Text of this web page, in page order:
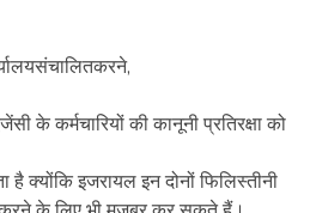
के कर्मचारियों की कानूनी प्रतिरक्षा को
इजरायल इन दोनों फिलिस्तीनी